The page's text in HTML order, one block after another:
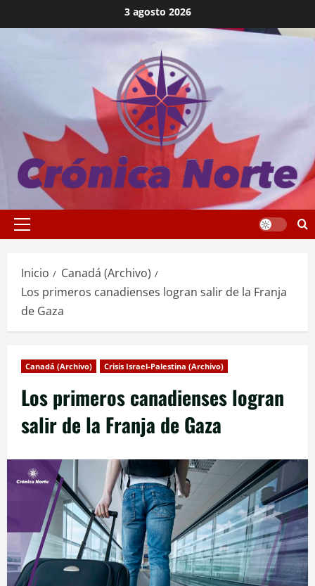
al
3 agosto 2026
Menú
Inicio
Canadá (Archivo)
Los primeros canadienses logran salir de la Franja
de Gaza
Canadá (Archivo) Crisis Israel-Palestina (Archivo)
Los primeros canadienses logran
salir de la Franja de Gaza